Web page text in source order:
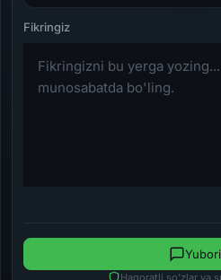
Haqoratli so'zlar va